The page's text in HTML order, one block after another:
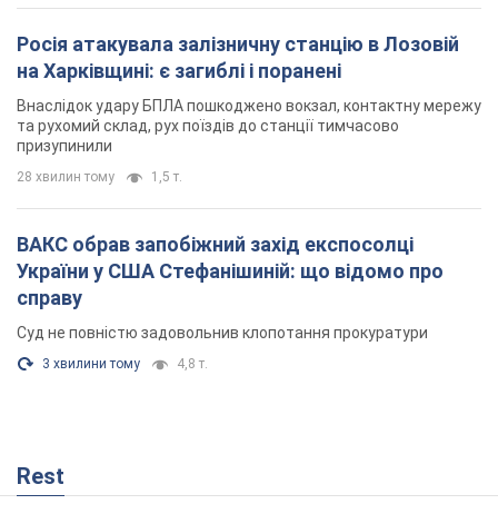
Росія атакувала залізничну станцію в Лозовій
на Харківщині: є загиблі і поранені
Внаслідок удару БПЛА пошкоджено вокзал, контактну мережу
та рухомий склад, рух поїздів до станції тимчасово
призупинили
28 хвилин тому 1,5 т.
ВАКС обрав запобіжний захід експосолці
України у США Стефанішиній: що відомо про
справу
Суд не повністю задовольнив клопотання прокуратури
3 хвилини тому 4,8 т.
Rest